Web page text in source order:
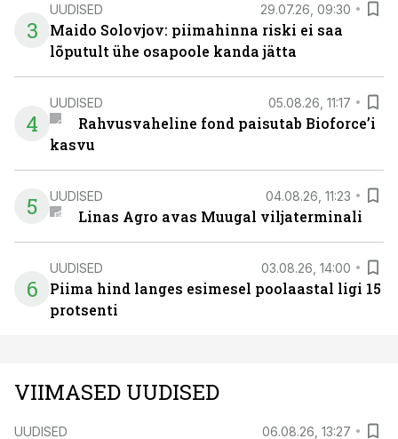
3
UUDISED 29.07.26, 09:30
Maido Solovjov: piimahinna riski ei saa
lõputult ühe osapoole kanda jätta
4
UUDISED 05.08.26, 11:17
Rahvusvaheline fond paisutab Bioforce’i
kasvu
5 UUDISED 04.08.26, 11:23
Linas Agro avas Muugal viljaterminali
6
UUDISED 03.08.26, 14:00
Piima hind langes esimesel poolaastal ligi 15
protsenti
VIIMASED UUDISED
UUDISED 06.08.26, 13:27